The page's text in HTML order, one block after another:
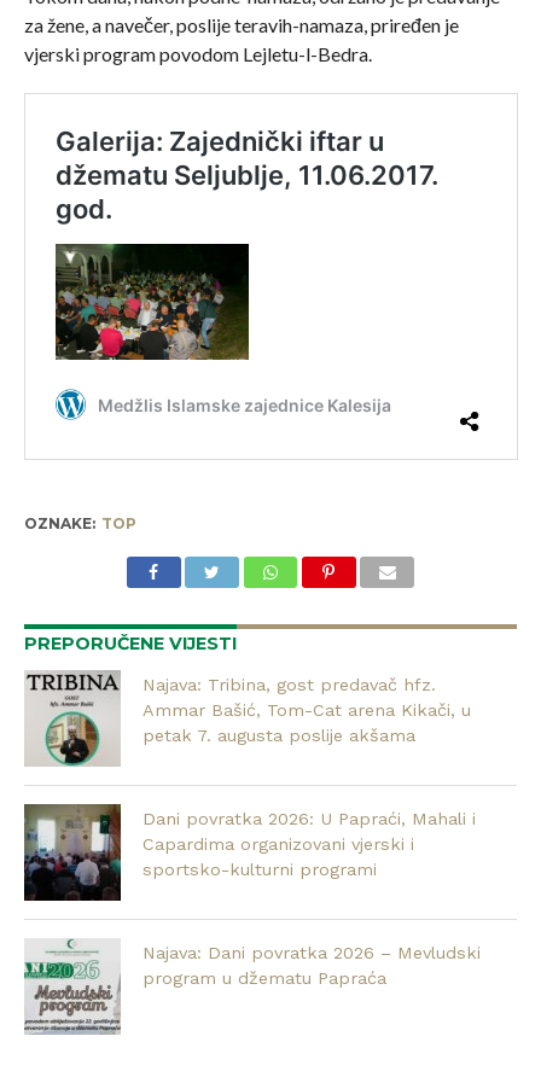
za žene, a navečer, poslije teravih-namaza, priređen je
vjerski program povodom Lejletu-l-Bedra.
OZNAKE: TOP
PREPORUČENE VIJESTI
Najava: Tribina, gost predavač hfz.
Ammar Bašić, Tom-Cat arena Kikači, u
petak 7. augusta poslije akšama
Dani povratka 2026: U Papraći, Mahali i
Capardima organizovani vjerski i
sportsko-kulturni programi
Najava: Dani povratka 2026 – Mevludski
program u džematu Papraća